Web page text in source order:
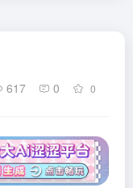
617 0 0